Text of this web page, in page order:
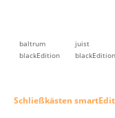
baltrum
blackEdition
juist
blackEdition
Schließkästen